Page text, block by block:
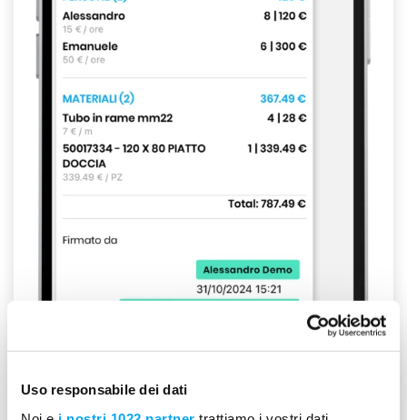
Uso responsabile dei dati